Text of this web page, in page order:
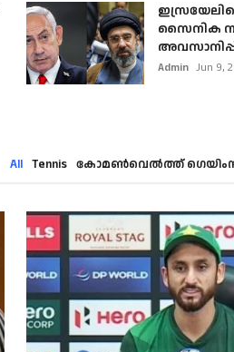
സൈനിക
Admin Jun 9,
All Tennis കോമൺവെൽത്ത്